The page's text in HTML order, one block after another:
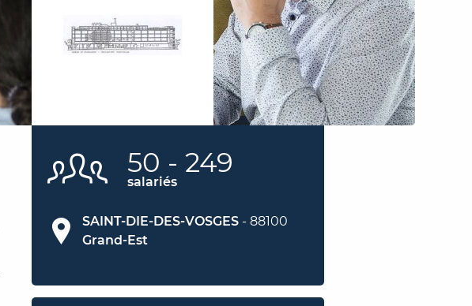
50 - 249
salariés
SAINT-DIE-DES-VOSGES- 88100
Grand-Est